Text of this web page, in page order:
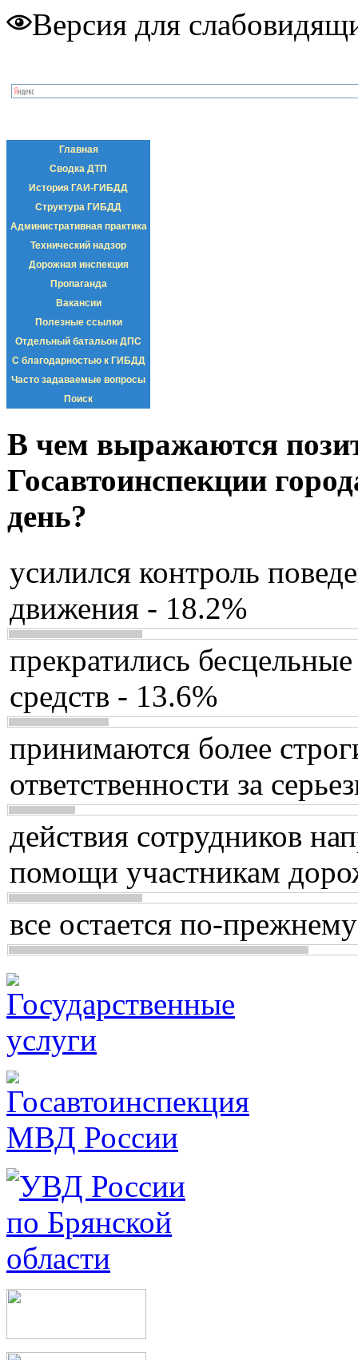
Версия для
Главная
Сводка ДТП
История ГАИ-ГИБДД
Структура ГИБДД
Административная практика
Технический надзор
Дорожная инспекция
Пропаганда
Вакансии
Полезные ссылки
Отдельный батальон ДПС
С благодарностью к ГИБДД
Часто задаваемые вопросы
Поиск
В чем выражаются
Госавтоинспекции
день?
усилился контроль
движения - 18.2%
прекратились
средств - 13.6%
принимаются более
ответственности за
действия сотрудников
помощи участникам
все остается по-